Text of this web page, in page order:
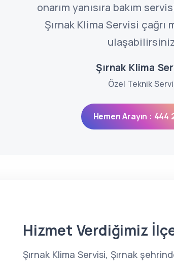
onarım yanısıra bakım
Şırnak Klima Servisi çağrı
Şırnak Klima
Özel Teknik
Hemen Arayın : 444
Hizmet Verdiğimiz
Şırnak Klima Servisi, Şırnak